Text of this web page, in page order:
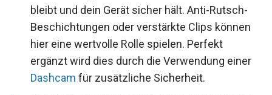
bleibt und dein Gerät sicher hält. Anti-Rutsch-
Beschichtungen oder verstärkte Clips können
hier eine wertvolle Rolle spielen. Perfekt
ergänzt wird dies durch die Verwendung einer
Dashcam für zusätzliche Sicherheit.